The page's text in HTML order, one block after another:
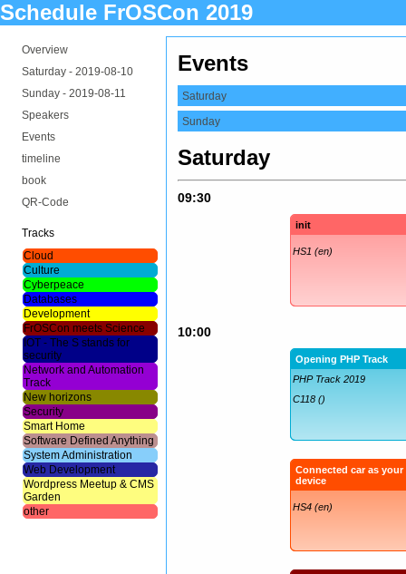
Schedule FrOSCon 2019
Overview
Saturday - 2019-08-10
Sunday - 2019-08-11
Speakers
Events
timeline
book
QR-Code
Tracks
Cloud
Culture
Cyberpeace
Databases
Development
FrOSCon meets Science
IOT - The S stands for
security
Network and Automation
Track
New horizons
Security
Smart Home
Software Defined Anything
System Administration
Web Development
Wordpress Meetup & CMS
Garden
other
Events
Saturday
Sunday
Saturday
09:30
init
HS1 (en)
10:00
Opening PHP Track
PHP Track 2019
C118 ()
Connected car as your
device
HS4 (en)